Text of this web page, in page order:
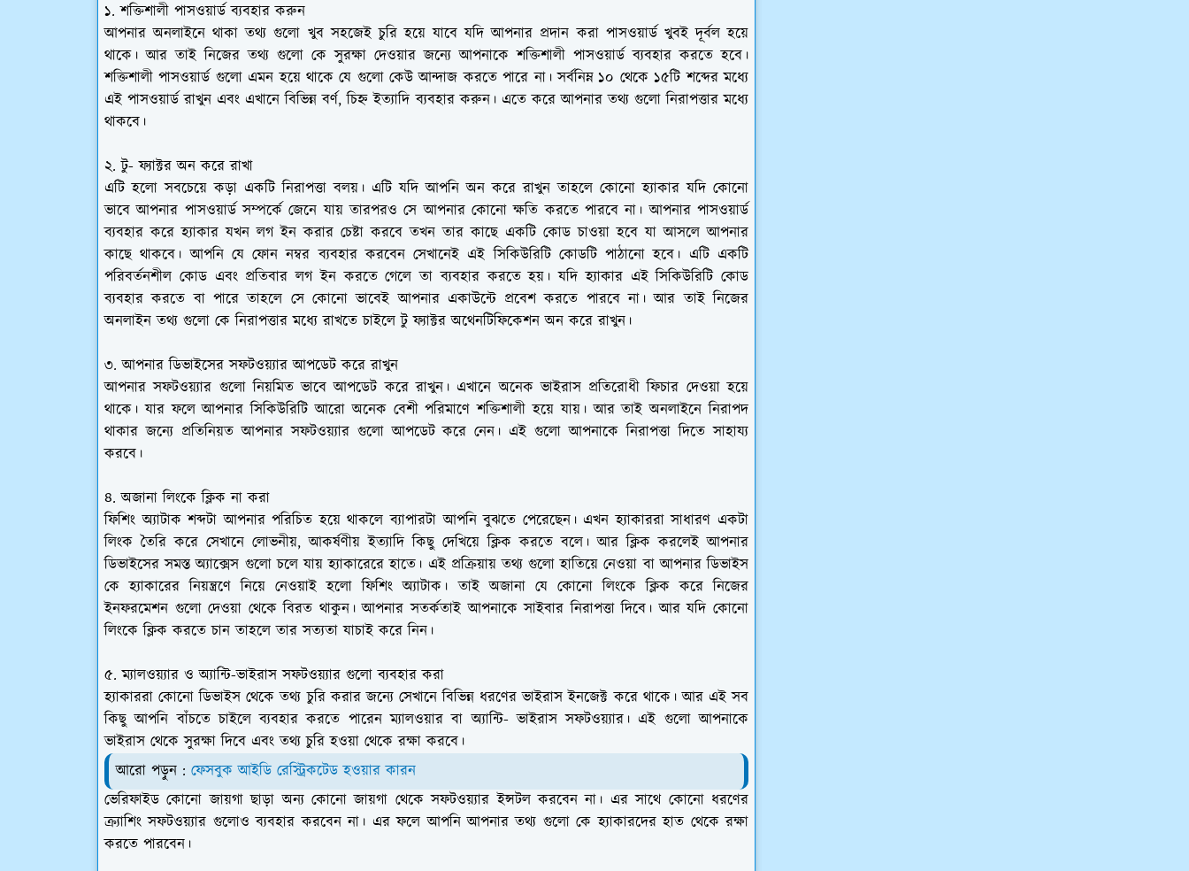
১. শক্তিশালী পাসওয়ার্ড ব্যবহার করুন
আপনার অনলাইনে থাকা তথ্য গুলো খুব সহজেই চুরি হয়ে যাবে যদি আপনার প্রদান করা পাসওয়ার্ড খুবই দূর্বল হয়ে
থাকে। আর তাই নিজের তথ্য গুলো কে সুরক্ষা দেওয়ার জন্যে আপনাকে শক্তিশালী পাসওয়ার্ড ব্যবহার করতে হবে।
শক্তিশালী পাসওয়ার্ড গুলো এমন হয়ে থাকে যে গুলো কেউ আন্দাজ করতে পারে না। সর্বনিম্ন ১০ থেকে ১৫টি শব্দের মধ্যে
এই পাসওয়ার্ড রাখুন এবং এখানে বিভিন্ন বর্ণ, চিহ্ন ইত্যাদি ব্যবহার করুন। এতে করে আপনার তথ্য গুলো নিরাপত্তার মধ্যে
থাকবে।
২. টু- ফ্যাক্টর অন করে রাখা
এটি হলো সবচেয়ে কড়া একটি নিরাপত্তা বলয়। এটি যদি আপনি অন করে রাখুন তাহলে কোনো হ্যাকার যদি কোনো
ভাবে আপনার পাসওয়ার্ড সম্পর্কে জেনে যায় তারপরও সে আপনার কোনো ক্ষতি করতে পারবে না। আপনার পাসওয়ার্ড
ব্যবহার করে হ্যাকার যখন লগ ইন করার চেষ্টা করবে তখন তার কাছে একটি কোড চাওয়া হবে যা আসলে আপনার
কাছে থাকবে। আপনি যে ফোন নম্বর ব্যবহার করবেন সেখানেই এই সিকিউরিটি কোডটি পাঠানো হবে। এটি একটি
পরিবর্তনশীল কোড এবং প্রতিবার লগ ইন করতে গেলে তা ব্যবহার করতে হয়। যদি হ্যাকার এই সিকিউরিটি কোড
ব্যবহার করতে বা পারে তাহলে সে কোনো ভাবেই আপনার একাউন্টে প্রবেশ করতে পারবে না। আর তাই নিজের
অনলাইন তথ্য গুলো কে নিরাপত্তার মধ্যে রাখতে চাইলে টু ফ্যাক্টর অথেনটিফিকেশন অন করে রাখুন।
৩. আপনার ডিভাইসের সফটওয়্যার আপডেট করে রাখুন
আপনার সফটওয়্যার গুলো নিয়মিত ভাবে আপডেট করে রাখুন। এখানে অনেক ভাইরাস প্রতিরোধী ফিচার দেওয়া হয়ে
থাকে। যার ফলে আপনার সিকিউরিটি আরো অনেক বেশী পরিমাণে শক্তিশালী হয়ে যায়। আর তাই অনলাইনে নিরাপদ
থাকার জন্যে প্রতিনিয়ত আপনার সফটওয়্যার গুলো আপডেট করে নেন। এই গুলো আপনাকে নিরাপত্তা দিতে সাহায্য
করবে।
৪. অজানা লিংকে ক্লিক না করা
ফিশিং অ্যাটাক শব্দটা আপনার পরিচিত হয়ে থাকলে ব্যাপারটা আপনি বুঝতে পেরেছেন। এখন হ্যাকাররা সাধারণ একটা
লিংক তৈরি করে সেখানে লোভনীয়, আকর্ষণীয় ইত্যাদি কিছু দেখিয়ে ক্লিক করতে বলে। আর ক্লিক করলেই আপনার
ডিভাইসের সমস্ত অ্যাক্সেস গুলো চলে যায় হ্যাকারেরে হাতে। এই প্রক্রিয়ায় তথ্য গুলো হাতিয়ে নেওয়া বা আপনার ডিভাইস
কে হ্যাকারের নিয়ন্ত্রণে নিয়ে নেওয়াই হলো ফিশিং অ্যাটাক। তাই অজানা যে কোনো লিংকে ক্লিক করে নিজের
ইনফরমেশন গুলো দেওয়া থেকে বিরত থাকুন। আপনার সতর্কতাই আপনাকে সাইবার নিরাপত্তা দিবে। আর যদি কোনো
লিংকে ক্লিক করতে চান তাহলে তার সত্যতা যাচাই করে নিন।
৫. ম্যালওয়্যার ও অ্যান্টি-ভাইরাস সফটওয়্যার গুলো ব্যবহার করা
হ্যাকাররা কোনো ডিভাইস থেকে তথ্য চুরি করার জন্যে সেখানে বিভিন্ন ধরণের ভাইরাস ইনজেক্ট করে থাকে। আর এই সব
কিছু আপনি বাঁচতে চাইলে ব্যবহার করতে পারেন ম্যালওয়ার বা অ্যান্টি- ভাইরাস সফটওয়্যার। এই গুলো আপনাকে
ভাইরাস থেকে সুরক্ষা দিবে এবং তথ্য চুরি হওয়া থেকে রক্ষা করবে।
আরো পড়ুন : ফেসবুক আইডি রেস্ট্রিকটেড হওয়ার কারন
ভেরিফাইড কোনো জায়গা ছাড়া অন্য কোনো জায়গা থেকে সফটওয়্যার ইন্সটল করবেন না। এর সাথে কোনো ধরণের
ক্র্যাশিং সফটওয়্যার গুলোও ব্যবহার করবেন না। এর ফলে আপনি আপনার তথ্য গুলো কে হ্যাকারদের হাত থেকে রক্ষা
করতে পারবেন।